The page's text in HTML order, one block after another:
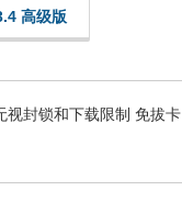
高级版
视封锁和下载限制 免拔卡